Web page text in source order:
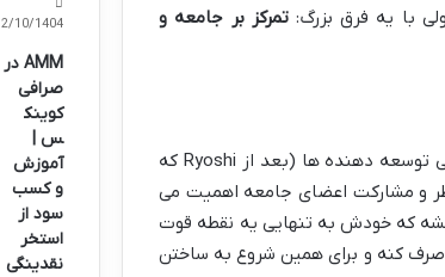
با یه فرق بزرگ:تمرکز بر جامعه و
شیبا اینو خودش رو یه پروژه کاملاً جامعه محور معرفی می کنه. یعنی چی؟ یعنی توسعه دهنده ها (بعد از Ryoshi که
نظر و مشارکت اعضای جامعه اهمیت می
که خودش به تنهایی یه نقطه قوت
صرف کنه و برای همین شروع به ساختن
12/10/1404
AMM در
صرافی
کوینک
س |
آموزش
و کسب
سود از
استخر
نقدینگی